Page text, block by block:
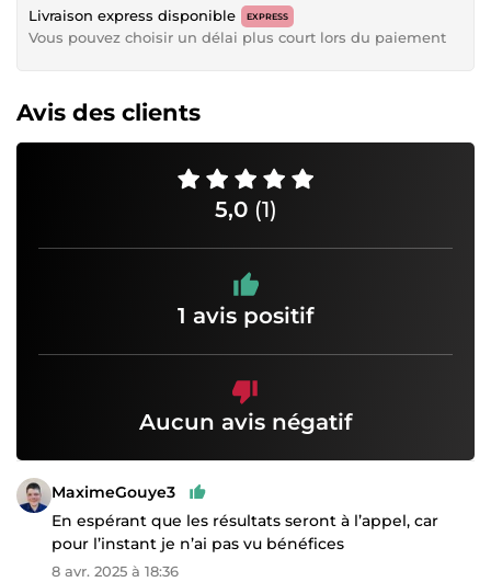
Livraison express disponible EXPRESS
Vous pouvez choisir un délai plus court lors du paiement
Avis des clients
5,0 (1)
1 avis positif
Aucun avis négatif
MaximeGouye3
En espérant que les résultats seront à l’appel, car
pour l’instant je n’ai pas vu bénéfices
8 avr. 2025 à 18:36